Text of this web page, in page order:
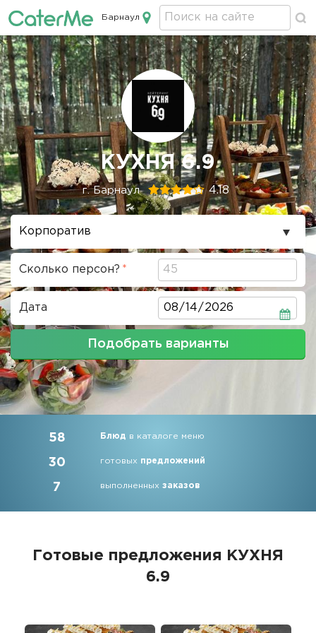
Кейтеринг в Барнауле
Барнаул
Строка
навигации
КУХНЯ 6.9
г. Барнаул 4.18
Повод
проведения
Сколько персон?
Дата Дата
Подобрать варианты
58 Блюд в каталоге меню
30 готовых предложений
7 выполненныхзаказов
Готовые предложения
КУХНЯ
6.9